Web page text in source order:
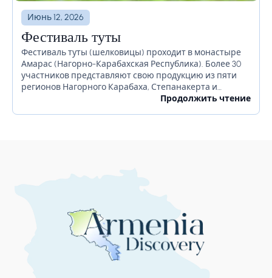
Июнь 12, 2026
Фестиваль туты
Фестиваль туты (шелковицы) проходит в монастыре
Амарас (Нагорно-Карабахская Республика). Более 30
участников представляют свою продукцию из пяти
регионов Нагорного Карабаха, Степанакерта и
Республики Армения. На фестивале местные
Продолжить чтение